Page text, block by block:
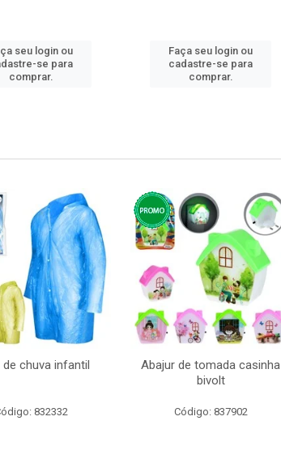
seu login ou
se para
comprar.
Faça seu login ou
cadastre-se para
comprar.
de chuva infantil
832332
Abajur de tomada casinha
bivolt
Código: 837902